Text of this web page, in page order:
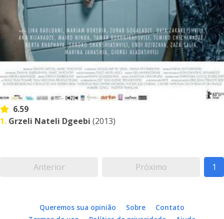
6.59
1. Grzeli Nateli Dgeebi (2013)
Anterior Próximo 1
Queremos sua opinião Sobre
Contato